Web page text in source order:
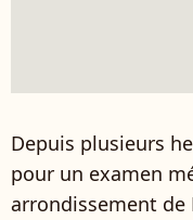
Depuis plusieurs
pour un examen
arrondissement de